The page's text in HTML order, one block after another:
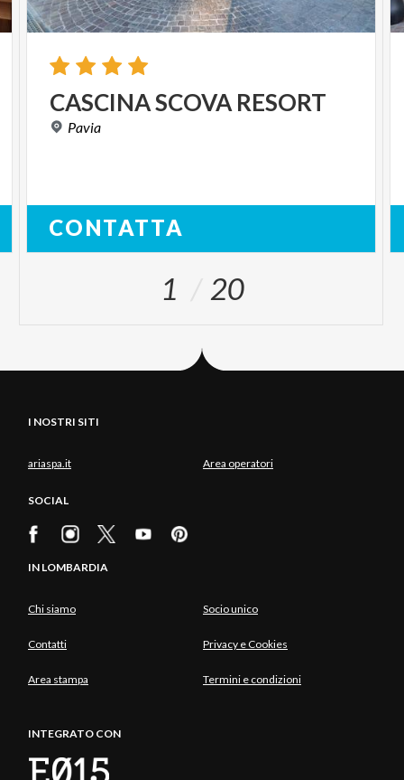
CASCINASCOVA RESORT
Pavia
CONTATTA
1 20
I NOSTRI SITI
ariaspa.it Area operatori
SOCIAL
IN LOMBARDIA
Chi siamo Socio unico
Contatti Privacy e Cookies
Area stampa Termini e condizioni
INTEGRATO CON